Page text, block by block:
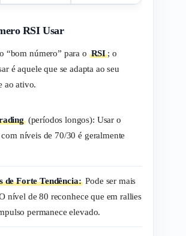
RSI Usar
“bom número” para o RSI ; o
é aquele que se adapta ao seu
ao ativo.
(períodos longos): Usar o
níveis de 70/30 é geralmente
de Forte Tendência: Pode ser mais
nível de 80 reconhece que emrallies
permanece elevado.